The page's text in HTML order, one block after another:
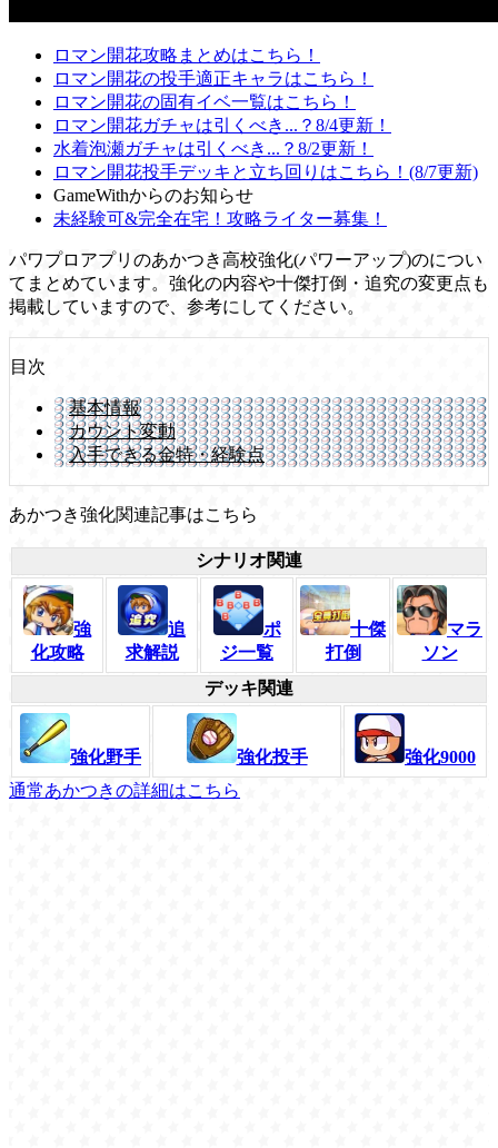
ロマン開花攻略まとめはこちら！
ロマン開花の投手適正キャラはこちら！
ロマン開花の固有イベ一覧はこちら！
ロマン開花ガチャは引くべき...？8/4更新！
水着泡瀬ガチャは引くべき...？8/2更新！
ロマン開花投手デッキと立ち回りはこちら！(8/7更新)
GameWithからのお知らせ
未経験可&完全在宅！攻略ライター募集！
パワプロアプリのあかつき高校強化(パワーアップ)のについ
てまとめています。強化の内容や十傑打倒・追究の変更点も
掲載していますので、参考にしてください。
目次
基本情報
カウント変動
入手できる金特・経験点
あかつき強化関連記事はこちら
シナリオ関連
強
化攻略
追
求解説
ポ
ジ一覧
十傑
打倒
マラ
ソン
デッキ関連
強化野手 強化投手
強化9000
通常あかつきの詳細はこちら